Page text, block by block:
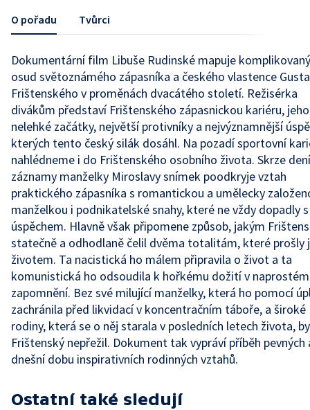
O pořadu Tvůrci
Dokumentární film Libuše Rudinské mapuje komplikovaný
osud světoznámého zápasníka a českého vlastence
Frištenského v proměnách dvacátého století. Režisérka
divákům představí Frištenského zápasnickou kariéru, jeho
nelehké začátky, největší protivníky a nejvýznamnější
kterých tento český silák dosáhl. Na pozadí sportovní
nahlédneme i do Frištenského osobního života. Skrze
záznamy manželky Miroslavy snímek poodkryje vztah
praktického zápasníka s romantickou a umělecky
manželkou i podnikatelské snahy, které ne vždy dopadly s
úspěchem. Hlavně však připomene způsob, jakým
statečně a odhodlaně čelil dvěma totalitám, které prošly
životem. Ta nacistická ho málem připravila o život a ta
komunistická ho odsoudila k hořkému dožití v naprostém
zapomnění. Bez své milující manželky, která ho pomocí
zachránila před likvidací v koncentračním táboře, a široké
rodiny, která se o něj starala v posledních letech života, by
Frištenský nepřežil. Dokument tak vypráví příběh pevných
dnešní dobu inspirativních rodinných vztahů.
Ostatní také sledují